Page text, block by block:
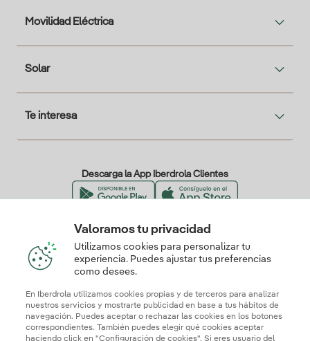
Movilidad Eléctrica
Solar
Te interesa
Descarga la App Iberdrola Clientes
Nuestros certificados de confianza
Valoramos tu privacidad
Utilizamos cookies para personalizar tu
experiencia. Puedes ajustar tus preferencias
como desees.
En Iberdrola utilizamos cookies propias y de terceros para analizar
nuestros servicios y mostrarte publicidad en base a tus hábitos de
navegación. Puedes aceptar o rechazar las cookies en los botones
correspondientes. También puedes elegir qué cookies aceptar
haciendo click en "Configuración de cookies". Si eres usuario del